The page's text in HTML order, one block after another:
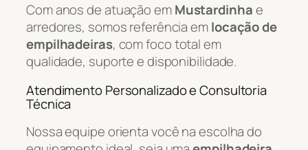
Com anos de atuação emMustardinhae
arredores, somos referência emlocação de
empilhadeiras, com foco total em
qualidade, suporte e disponibilidade.
Atendimento Personalizado e Consultoria
Técnica
Nossa equipe orienta você na escolha do